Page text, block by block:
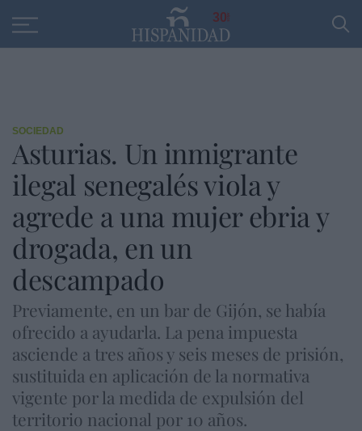
30
SOCIEDAD
Asturias. Un inmigrante
ilegal senegalés viola y
agrede a una mujer ebria y
drogada, en un
descampado
Previamente, en un bar de Gijón, se había
ofrecido a ayudarla. La pena impuesta
asciende a tres años y seis meses de prisión,
sustituida en aplicación de la normativa
vigente por la medida de expulsión del
territorio nacional por 10 años.